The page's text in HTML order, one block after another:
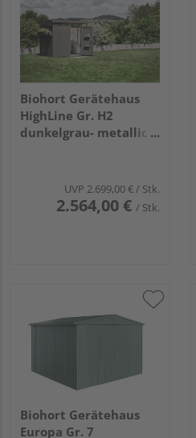
Biohort Gerätehaus
HighLine Gr. H2
dunkelgrau- metallic,
UVP 2.699,00 €/ Stk.
2.564,00 € / Stk.
Biohort Gerätehaus
Europa Gr. 7